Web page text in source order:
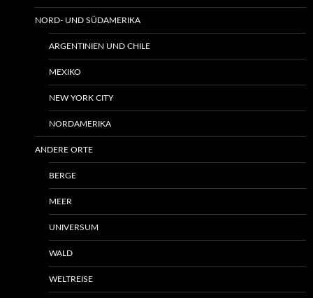
NORD- UND SÜDAMERIKA
ARGENTINIEN UND CHILE
MEXIKO
NEW YORK CITY
NORDAMERIKA
ANDERE ORTE
BERGE
MEER
UNIVERSUM
WALD
WELTREISE